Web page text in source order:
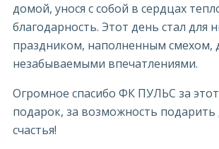
домой, унося с собой в сердцах
благодарность. Этот день стал для
праздником, наполненным смехом,
незабываемыми впечатлениями.
Огромное спасибо ФК ПУЛЬС за
подарок, за возможность подарить
счастья!